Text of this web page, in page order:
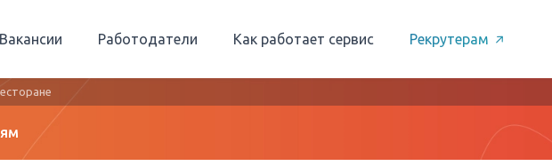
Вакансии Работодатели Как работает сервис Рекрутерам